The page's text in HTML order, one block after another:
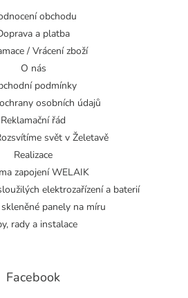
obchodu
a platba
/ Vrácení zboží
O nás
podmínky
osobních údajů
Reklamační řád
svět v Želetavě
Realizace
zapojení WELAIK
elektrozařízení a baterií
panely na míru
rady a instalace
Facebook